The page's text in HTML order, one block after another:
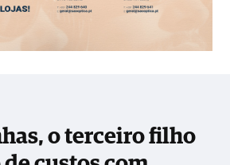
o terceiro filho